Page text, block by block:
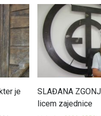
je
SLAĐANA
licem zajednice